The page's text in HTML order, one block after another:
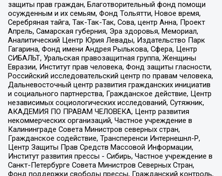
защиты прав граждан, Благотворительный фонд помощи
осужденным и их семьям, Фонд Тольятти, Новое время,
Серебряная тайга, Так-Так-Так, Сова, центр Анна, Проект
Апрель, Самарская губерния, Эра здоровья, Мемориал,
Аналитический Центр Юрия Левады, Издательство Парк
Гагарина, Фонд имени Андрея Рылькова, Сфера, Центр
СИБАЛЬТ, Уральская правозащитная группа, Женщины
Евразии, Институт прав человека, Фонд защиты гласности,
Российский исследовательский центр по правам человека,
Дальневосточный центр развития гражданских инициатив
и социального партнерства, Гражданское действие, Центр
независимых социологических исследований, Сутяжник,
АКАДЕМИЯ ПО ПРАВАМ ЧЕЛОВЕКА, Центр развития
некоммерческих организаций, Частное учреждение в
Калининграде Совета Министров северных стран,
Гражданское содействие, Трансперенси Интернешнл-Р,
Центр Защиты Прав Средств Массовой Информации,
Институт развития прессы - Сибирь, Частное учреждение в
Санкт-Петербурге Совета Министров Северных Стран,
Фонд поддержки свободы прессы, Гражданский контроль,